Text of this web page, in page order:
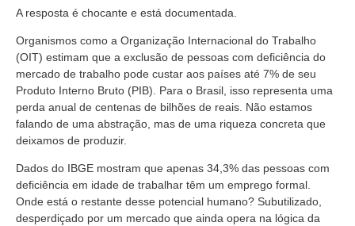
A resposta é chocante e está documentada.
Organismos como a Organização Internacional do Trabalho
(OIT) estimam que a exclusão de pessoas com deficiência do
mercado de trabalho pode custar aos países até 7% de seu
Produto Interno Bruto (PIB). Para o Brasil, isso representa uma
perda anual de centenas de bilhões de reais. Não estamos
falando de uma abstração, mas de uma riqueza concreta que
deixamos de produzir.
Dados do IBGE mostram que apenas 34,3% das pessoas com
deficiência em idade de trabalhar têm um emprego formal.
Onde está o restante desse potencial humano? Subutilizado,
desperdiçado por um mercado que ainda opera na lógica da